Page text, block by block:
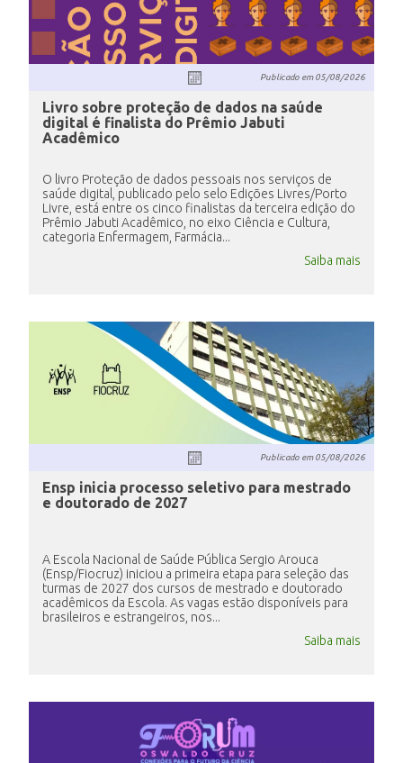
INSCRIÇÃO E SELEÇÃO
CONTATO
Publicado em05/08/2026
Livro sobre proteção de dados na saúde
digital é finalista do Prêmio Jabuti
Acadêmico
O livro Proteção de dados pessoais nos serviços de
saúde digital, publicado pelo selo Edições Livres/Porto
Livre, está entre os cinco finalistas da terceira edição do
Prêmio Jabuti Acadêmico, no eixo Ciência e Cultura,
categoria Enfermagem, Farmácia...
Saiba mais
Publicado em05/08/2026
Ensp inicia processo seletivo para mestrado
e doutorado de 2027
A Escola Nacional de Saúde Pública Sergio Arouca
(Ensp/Fiocruz) iniciou a primeira etapa para seleção das
turmas de 2027 dos cursos de mestrado e doutorado
acadêmicos da Escola. As vagas estão disponíveis para
brasileiros e estrangeiros, nos...
Saiba mais